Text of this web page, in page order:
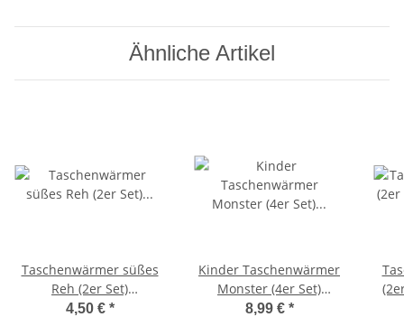
Taschenheizkissen
Ähnliche Artikel
Taschenwärmer süßes
Reh (2er Set)
Handwärmer
4,50 € *
Kinder Taschenwärmer
Monster (4er Set)
Handwärmer
8,99 € *